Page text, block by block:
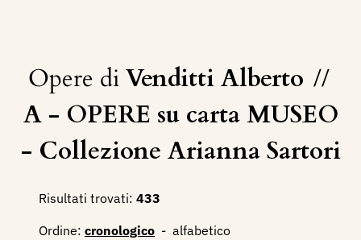
Opere diVenditti Alberto //
A - OPERE su carta MUSEO
- Collezione Arianna Sartori
Risultati trovati: 433
Ordine: cronologico - alfabetico